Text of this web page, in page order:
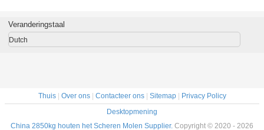
voor Dierlijk
Beddegoed
in Paardfabriek
Veranderingstaal
Dutch
Thuis| Over ons| Contacteer ons| Sitemap|
Privacy Policy
Desktopmening
China 2850kg houten het Scheren Molen Supplier. Copyright © 2020 - 2026